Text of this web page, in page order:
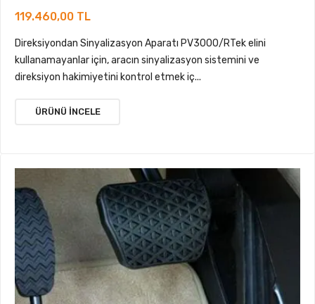
119.460,00 TL
Direksiyondan Sinyalizasyon Aparatı PV3000/RTek elini
kullanamayanlar için, aracın sinyalizasyon sistemini ve
direksiyon hakimiyetini kontrol etmek iç...
ÜRÜNÜ İNCELE